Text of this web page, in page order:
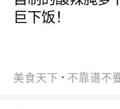
巨下饭！
美食天下